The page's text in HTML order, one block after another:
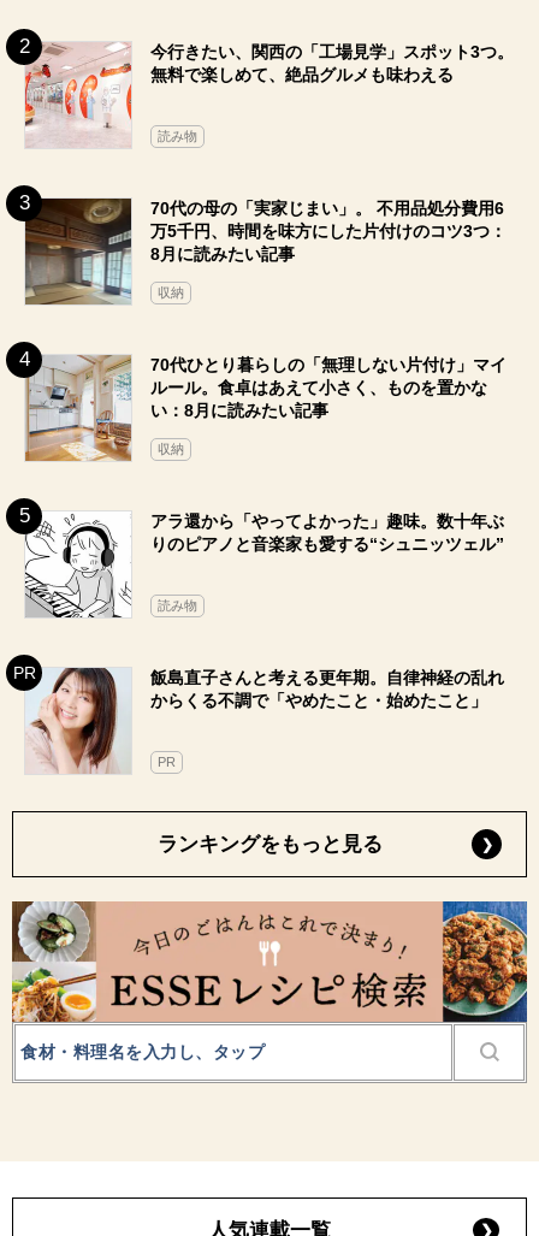
今行きたい、関西の「工場見学」スポット3つ。
無料で楽しめて、絶品グルメも味わえる
読み物
70代の母の「実家じまい」。 不用品処分費用6
万5千円、時間を味方にした片付けのコツ3つ：
8月に読みたい記事
収納
70代ひとり暮らしの「無理しない片付け」マイ
ルール。食卓はあえて小さく、ものを置かな
い：8月に読みたい記事
収納
アラ還から「やってよかった」趣味。数十年ぶ
りのピアノと音楽家も愛する“シュニッツェル”
読み物
飯島直子さんと考える更年期。自律神経の乱れ
からくる不調で「やめたこと・始めたこと」
PR
ランキングをもっと見る
人気連載一覧